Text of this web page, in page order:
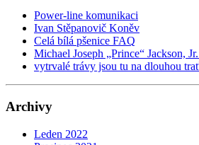
Power-line komunikaci
Ivan Stěpanovič Koněv
Celá bílá pšenice FAQ
Michael Joseph „Prince“ Jackson,
vytrvalé trávy jsou tu na dlouhou
Archivy
Leden 2022